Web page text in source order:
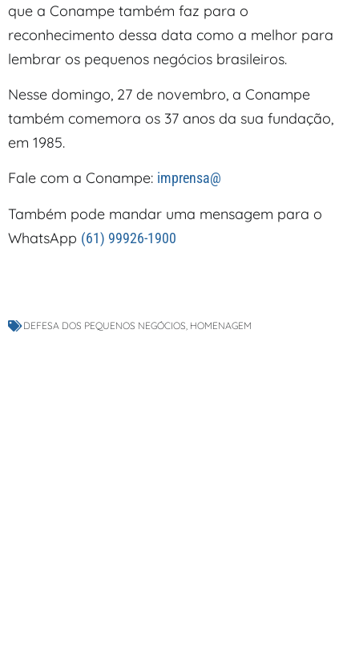
que a Conampe também faz para o
reconhecimento dessa data como a melhor para
lembrar os pequenos negócios brasileiros.
Nesse domingo, 27 de novembro, a Conampe
também comemora os 37 anos da sua fundação,
em 1985.
Fale com a Conampe: imprensa@
Também pode mandar uma mensagem para o
WhatsApp (61) 99926-1900
DEFESA DOS PEQUENOS NEGÓCIOS HOMENAGEM